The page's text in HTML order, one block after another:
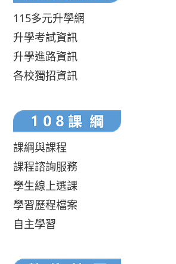
115多元升學網
升學考試資訊
升學進路資訊
各校獨招資訊
課綱與課程
課程諮詢服務
學生線上選課
學習歷程檔案
自主學習